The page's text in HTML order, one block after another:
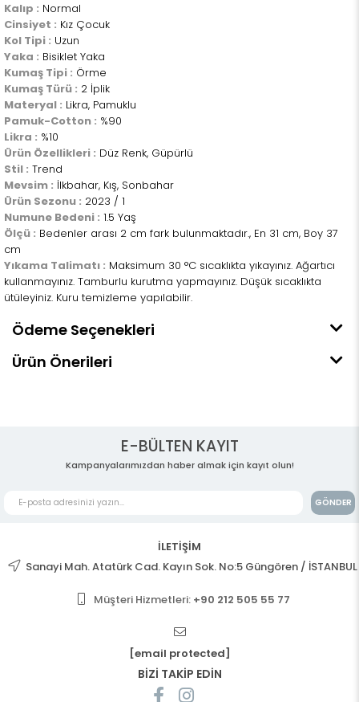
Kalıp : Normal
Cinsiyet : Kız Çocuk
Kol Tipi : Uzun
Yaka : Bisiklet Yaka
Kumaş Tipi : Örme
Kumaş Türü : 2 İplik
Materyal : Likra, Pamuklu
Pamuk-Cotton : %90
Likra : %10
Ürün Özellikleri : Düz Renk, Güpürlü
Stil : Trend
Mevsim : İlkbahar, Kış, Sonbahar
Ürün Sezonu : 2023 / 1
Numune Bedeni : 1.5 Yaş
Ölçü : Bedenler arası 2 cm fark bulunmaktadır., En 31 cm, Boy 37
cm
Yıkama Talimatı : Maksimum 30 °C sıcaklıkta yıkayınız. Ağartıcı
kullanmayınız. Tamburlu kurutma yapmayınız. Düşük sıcaklıkta
ütüleyiniz. Kuru temizleme yapılabilir.
Ödeme Seçenekleri
Ürün Önerileri
E-BÜLTEN KAYIT
Kampanyalarımızdan haber almak için kayıt olun!
GÖNDER
İLETİŞİM
Sanayi Mah. Atatürk Cad. Kayın Sok. No:5 Güngören / İSTANBUL
Müşteri Hizmetleri: +90 212 505 55 77
[email protected]
BİZİ TAKİP EDİN